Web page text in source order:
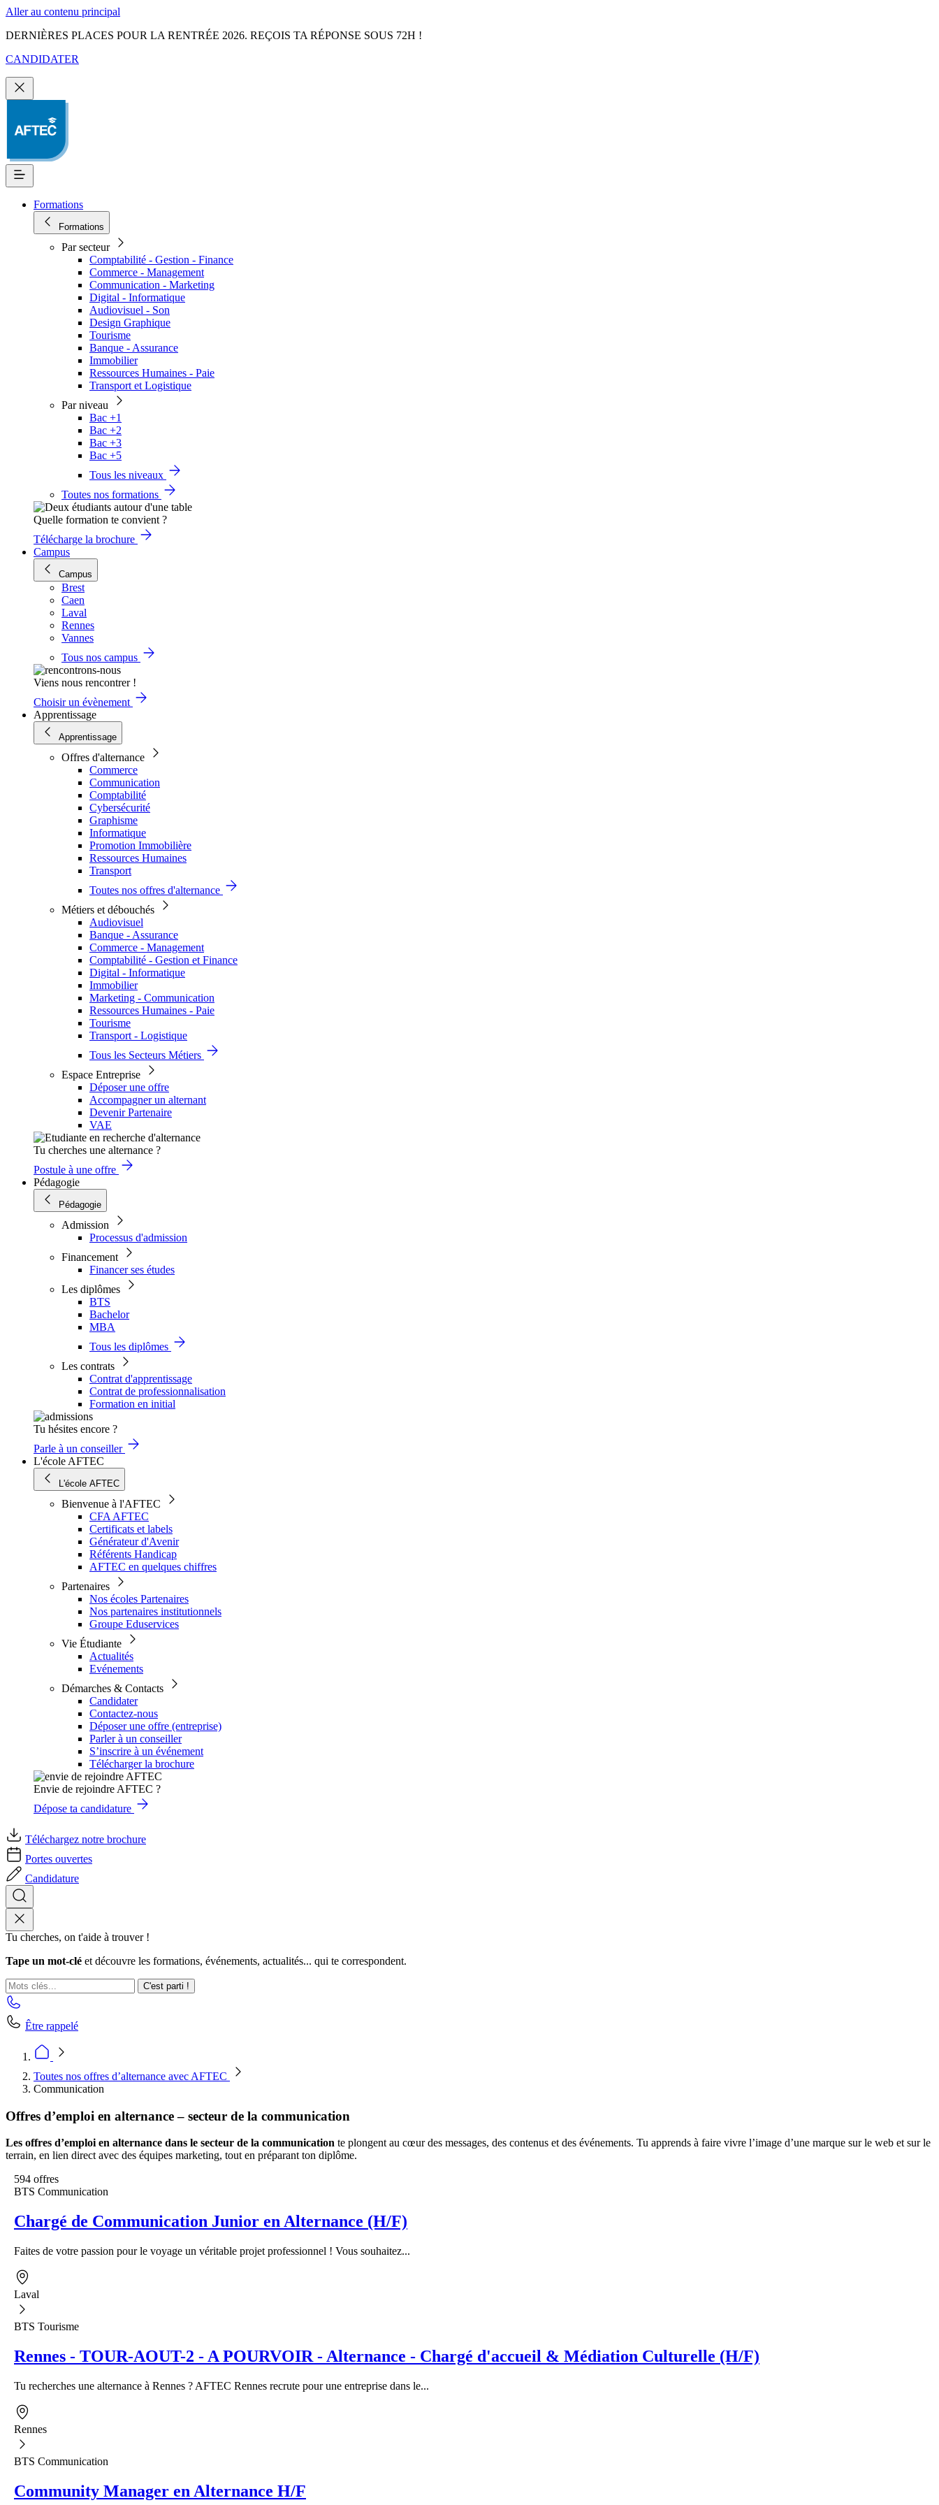
Aller au contenu principal
DERNIÈRES PLACES POUR LA RENTRÉE 2026. REÇOIS TA RÉPONSE SOUS 72H !
CANDIDATER
Formations
Formations
Par secteur
Comptabilité - Gestion - Finance
Commerce - Management
Communication - Marketing
Digital - Informatique
Audiovisuel - Son
Design Graphique
Tourisme
Banque - Assurance
Immobilier
Ressources Humaines - Paie
Transport et Logistique
Par niveau
Bac +1
Bac +2
Bac +3
Bac +5
Tous les niveaux
Toutes nos formations
Quelle formation te convient ?
Télécharge la brochure
Campus
Campus
Brest
Caen
Laval
Rennes
Vannes
Tous nos campus
Viens nous rencontrer !
Choisir un évènement
Apprentissage
Apprentissage
Offres d'alternance
Commerce
Communication
Comptabilité
Cybersécurité
Graphisme
Informatique
Promotion Immobilière
Ressources Humaines
Transport
Toutes nos offres d'alternance
Métiers et débouchés
Audiovisuel
Banque - Assurance
Commerce - Management
Comptabilité - Gestion et Finance
Digital - Informatique
Immobilier
Marketing - Communication
Ressources Humaines - Paie
Tourisme
Transport - Logistique
Tous les Secteurs Métiers
Espace Entreprise
Déposer une offre
Accompagner un alternant
Devenir Partenaire
VAE
Tu cherches une alternance ?
Postule à une offre
Pédagogie
Pédagogie
Admission
Processus d'admission
Financement
Financer ses études
Les diplômes
BTS
Bachelor
MBA
Tous les diplômes
Les contrats
Contrat d'apprentissage
Contrat de professionnalisation
Formation en initial
Tu hésites encore ?
Parle à un conseiller
L'école AFTEC
L'école AFTEC
Bienvenue à l'AFTEC
CFA AFTEC
Certificats et labels
Générateur d'Avenir
Référents Handicap
AFTEC en quelques chiffres
Partenaires
Nos écoles Partenaires
Nos partenaires institutionnels
Groupe Eduservices
Vie Étudiante
Actualités
Evénements
Démarches & Contacts
Candidater
Contactez-nous
Déposer une offre (entreprise)
Parler à un conseiller
S’inscrire à un événement
Télécharger la brochure
Envie de rejoindre AFTEC ?
Dépose ta candidature
Téléchargez notre brochure
Portes ouvertes
Candidature
Tu cherches, on t'aide à trouver !
Tape un mot-clé et découvre les formations, événements, actualités... qui te correspondent.
C'est parti !
Être rappelé
Toutes nos offres d’alternance avec AFTEC
Communication
Offres d’emploi en alternance – secteur de la communication
Les offres d’emploi en alternance dans le secteur de la communication te plongent au cœur des messages, des contenus et des événements. Tu apprends à faire vivre l’image d’une marque sur le web et sur le
terrain, en lien direct avec des équipes marketing, tout en préparant ton diplôme.
594 offres
BTS Communication
Chargé de Communication Junior en Alternance (H/F)
Faites de votre passion pour le voyage un véritable projet professionnel ! Vous souhaitez...
Laval
BTS Tourisme
Rennes - TOUR-AOUT-2 - A POURVOIR - Alternance - Chargé d'accueil & Médiation Culturelle (H/F)
Tu recherches une alternance à Rennes ? AFTEC Rennes recrute pour une entreprise dans le...
Rennes
BTS Communication
Community Manager en Alternance H/F